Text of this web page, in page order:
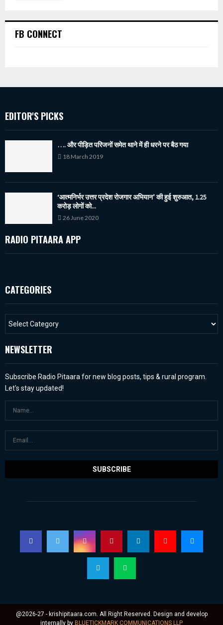
FB CONNECT
EDITOR'S PICKS
…. और पीड़ित परिजनों समेत थाने में ही धरने पर बैठ गया
18 March 2019
‘आत्मनिर्भर उत्तर प्रदेश रोजगार अभियान’ की हुई शुरुआत, 1.25
करोड़ लोगों को...
26 June 2020
RADIO PITAARA APP
CATEGORIES
NEWSLETTER
Subscribe Radio Pitaara for new blog posts, tips & rural program.
Let's stay updated!
@2026-27 - krishipitaara.com. All Right Reserved. Design and develop
internally by BLUETICKMARK COMMUNICATIONS LLP